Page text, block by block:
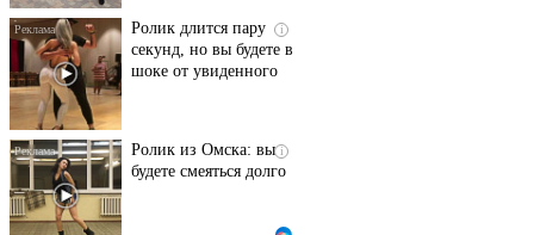
i
Ролик длится пару
секунд, но вы будете в
шоке от увиденного
i
Ролик из Омска: вы
будете смеяться долго